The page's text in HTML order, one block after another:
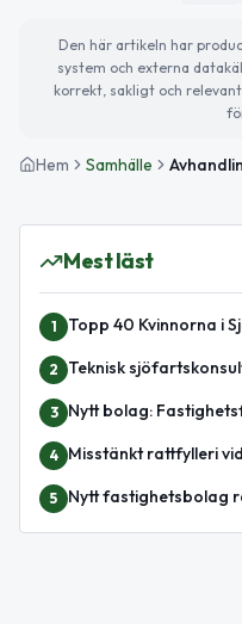
Den här artikeln har
system och externa
korrekt, sakligt och
Hem Samhälle
Mest läst
1 Topp 40 Kvinnorna i
2 Teknisk
3 Nytt bolag:
4 Misstänkt rattfylleri
5 Nytt fastighetsbolag